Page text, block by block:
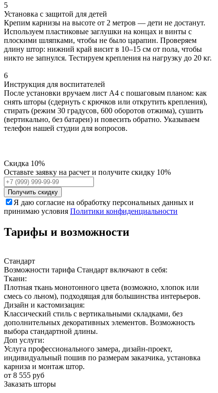
5
Установка с защитой для детей
Крепим карнизы на высоте от 2 метров — дети не достанут.
Используем пластиковые заглушки на концах и винты с
плоскими шляпками, чтобы не было царапин. Проверяем
длину штор: нижний край висит в 10–15 см от пола, чтобы
никто не запнулся. Тестируем крепления на нагрузку до 20 кг.
6
Инструкция для воспитателей
После установки вручаем лист А4 с пошаговым планом: как
снять шторы (сдернуть с крючков или открутить крепления),
стирать (режим 30 градусов, 600 оборотов отжима), сушить
(вертикально, без батареи) и повесить обратно. Указываем
телефон нашей студии для вопросов.
Скидка 10%
Оставьте заявку на расчет и получите скидку 10%
Получить скидку
Я даю согласие на обработку персональных данных и
принимаю условия Политики конфиденциальности
Тарифы и возможности
Стандарт
Возможности тарифа Стандарт включают в себя:
Ткани:
Плотная ткань монотонного цвета (возможно, хлопок или
смесь со льном), подходящая для большинства интерьеров.
Дизайн и кастомизация:
Классический стиль с вертикальными складками, без
дополнительных декоративных элементов. Возможность
выбора стандартной длины.
Доп услуги:
Услуга профессионального замера, дизайн-проект,
индивидуальный пошив по размерам заказчика, установка
карниза и монтаж штор.
от 8 555 руб
Заказать шторы